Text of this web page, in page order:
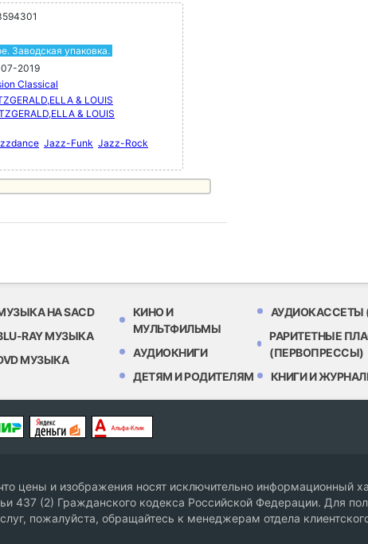
Заводская упаковка.
2019
Classical
& LOUIS
& LOUIS
Jazz-Funk Jazz-Rock
НА SACD
RAY МУЗЫКА
МУЗЫКА
КИНО И
МУЛЬТФИЛЬМЫ
АУДИОКНИГИ
ДЕТЯМ И РОДИТЕЛЯМ
АУДИОКАССЕТЫ
РАРИТЕТНЫЕ
(ПЕРВОПРЕССЫ)
КНИГИ И
цены и изображения носят исключительно информационный
437 (2) Гражданского кодекса Российской Федерации. Для
пожалуйста, обращайтесь к менеджерам отдела